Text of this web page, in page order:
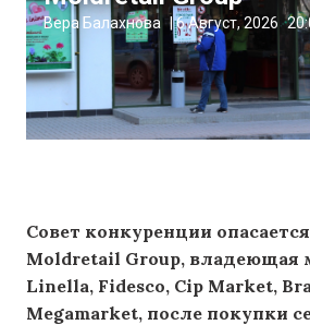
Вера Балахнова | 6 Август, 2026
Совет конкуренции
Moldretail Group, владеющая
Linella, Fidesco, Cip Market,
Megamarket, после покупки